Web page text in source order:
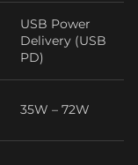
USB Power
Delivery (USB
PD)
35W – 72W